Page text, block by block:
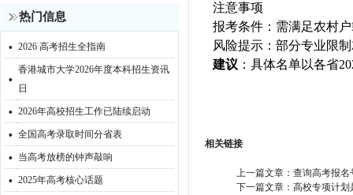
热门信息
· 2026 高考招生全指南
· 香港城市大学2026年度本科招生资讯
日
· 2026年高校招生工作已陆续启动
· 全国高考录取时间分省表
· 当高考放榜的钟声敲响
· 2025年高考核心话题
注意事项
报考条件‌：需满足农村
风险提示‌：部分专业限
‌建议‌ ：具体名单以各省
相关链接
上一篇文章： 查询高考报名
下一篇文章： 高校专项计划